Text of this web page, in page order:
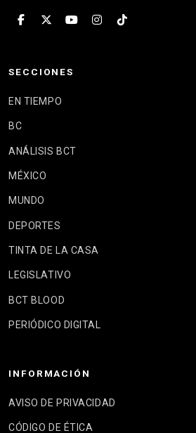
SECCIONES
EN TIEMPO
BC
ANÁLISIS BCT
MÉXICO
MUNDO
DEPORTES
TINTA DE LA CASA
LEGISLATIVO
BCT BLOOD
PERIÓDICO DIGITAL
INFORMACIÓN
AVISO DE PRIVACIDAD
CÓDIGO DE ÉTICA